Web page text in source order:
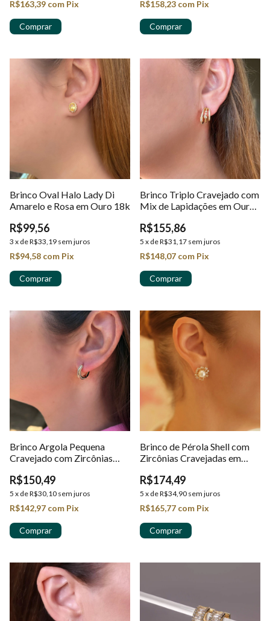
R$163,39 com Pix R$158,23 com Pix
Brinco Oval Halo Lady Di
Amarelo e Rosa em Ouro 18k
R$99,56
3 x deR$33,19 sem juros
R$94,58 com Pix
Brinco Triplo Cravejado com
Mix de Lapidações em Ouro
R$155,86
5 x deR$31,17 sem juros
R$148,07 com Pix
Brinco Argola Pequena
Cravejado com Zircônias
R$150,49
5 x deR$30,10 sem juros
R$142,97 com Pix
Brinco de Pérola Shell com
Zircônias Cravejadas em
R$174,49
5 x deR$34,90 sem juros
R$165,77 com Pix